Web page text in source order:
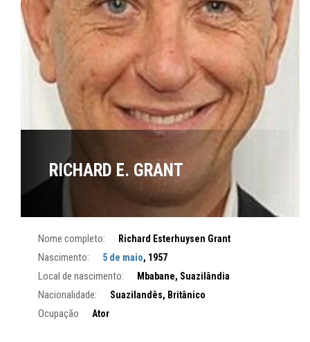
RICHARD E. GRANT
Nome completo: Richard Esterhuysen Grant
Nascimento: 5 de maio, 1957
Local de nascimento: Mbabane, Suazilândia
Nacionalidade: Suazilandês, Britânico
Ocupação Ator